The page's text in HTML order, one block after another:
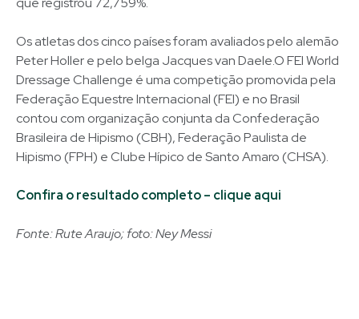
Os atletas dos cinco países foram avaliados pelo alemão
Peter Holler e pelo belga Jacques van Daele.O FEI World
Dressage Challenge é uma competição promovida pela
Federação Equestre Internacional (FEI) e no Brasil
contou com organização conjunta da Confederação
Brasileira de Hipismo (CBH), Federação Paulista de
Hipismo (FPH) e Clube Hípico de Santo Amaro (CHSA).
Confira o resultado completo – clique aqui
Fonte: Rute Araujo; foto: Ney Messi